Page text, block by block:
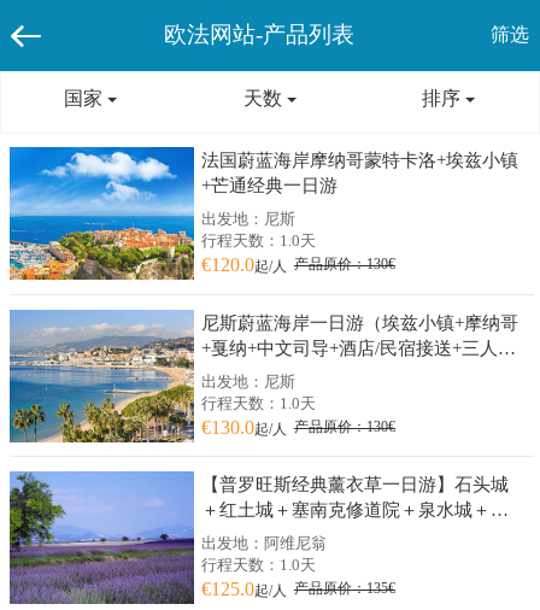
欧法网站-产品列表 筛选
国家 天数 排序
法国蔚蓝海岸摩纳哥蒙特卡洛+埃兹小镇
+芒通经典一日游
出发地：尼斯
行程天数：1.0天
€120.0起/人 产品原价：130€
尼斯蔚蓝海岸一日游（埃兹小镇+摩纳哥
+戛纳+中文司导+酒店/民宿接送+三人成
团）
出发地：尼斯
行程天数：1.0天
€130.0起/人 产品原价：130€
【普罗旺斯经典薰衣草一日游】石头城
＋红土城＋塞南克修道院＋泉水城＋索
村薰衣草（阿维尼翁往返）
出发地：阿维尼翁
行程天数：1.0天
€125.0起/人 产品原价：135€